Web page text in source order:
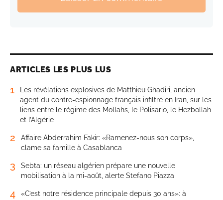
ARTICLES LES PLUS LUS
1
Les révélations explosives de Matthieu Ghadiri, ancien
agent du contre-espionnage français infiltré en Iran, sur les
liens entre le régime des Mollahs, le Polisario, le Hezbollah
et l’Algérie
2
Affaire Abderrahim Fakir: «Ramenez-nous son corps»,
clame sa famille à Casablanca
3
Sebta: un réseau algérien prépare une nouvelle
mobilisation à la mi-août, alerte Stefano Piazza
4
«C’est notre résidence principale depuis 30 ans»: à